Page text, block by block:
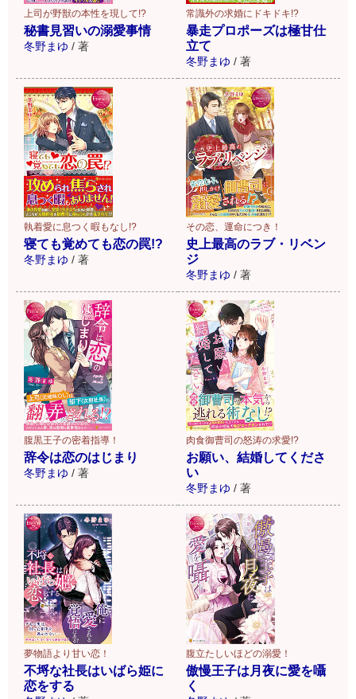
上司が野獣の本性を現して!?
秘書見習いの溺愛事情
冬野まゆ / 著
常識外の求婚にドキドキ!?
暴走プロポーズは極甘仕
立て
冬野まゆ / 著
執着愛に息つく暇もなし!?
寝ても覚めても恋の罠!?
冬野まゆ / 著
その恋、運命につき！
史上最高のラブ・リベン
ジ
冬野まゆ / 著
腹黒王子の密着指導！
辞令は恋のはじまり
冬野まゆ / 著
肉食御曹司の怒涛の求愛!?
お願い、結婚してくださ
い
冬野まゆ / 著
夢物語より甘い恋！
不埒な社長はいばら姫に
恋をする
腹立たしいほどの溺愛！
傲慢王子は月夜に愛を囁
く